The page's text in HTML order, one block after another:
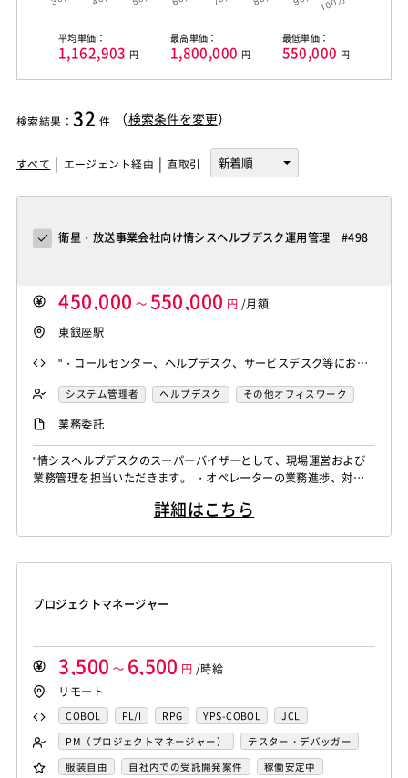
平均単価：
1,162,903 円
最高単価：
1,800,000 円
最低単価：
550,000 円
検索結果 ：32 件 （検索条件を変更）
すべて エージェント経由 直取引
衛星・放送事業会社向け情シスヘルプデスク運用管理 #498
450,000 ～ 550,000 円 /月額
東銀座駅
"・コールセンター、ヘルプデスク、サービスデスク等におけ
るSVまたはLD経験 ・メンバーの進捗管理、品質管理およびエ
スカレーション対応の経験 ・KPIや対応実績等の数値管理、
レポート作成経験 ・クライアントへの業務報告、課題説明ま
たは各種調整の経験 ・メンバーの指導、OJTまたは育成経験
・業務上の課題を整理し、改善に取り組んだ経験"
システム管理者 ヘルプデスク その他オフィスワーク
業務委託
"情シスヘルプデスクのスーパーバイザーとして、現場運営および
業務管理を担当いただきます。 ・オペレーターの業務進捗、対応
ション判断 ・KPIの集計、分析およびクライアント向け報告資料の
の整備 ・業務...
詳細はこちら
プロジェクトマネージャー
3,500 ～ 6,500 円 /時給
リモート
COBOL PL/I RPG YPS-COBOL
JCL
FORTRAN
C VBA Delphi PL/SQL
C++
Pro*C
VB VC++ SQL
Shell C B K
PM（プロジェクトマネージャー）
テスター・デバッガー
ネットワークエンジニア
DBA（データベース管理者）
服装自由 自社内での受託開発案件
稼働安定中